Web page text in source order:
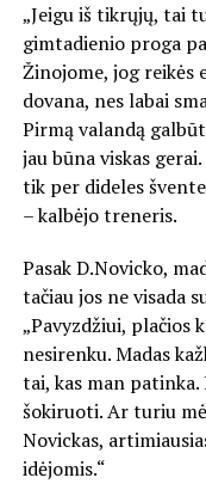
„Jeigu iš tikrųjų, tai
gimtadienio proga
Žinojome, jog reikės
dovana, nes labai
Pirmą valandą
jau būna viskas
tik per dideles
– kalbėjo treneris.
Pasak D.Novicko,
tačiau jos ne visada
„Pavyzdžiui, plačios
nesirenku. Madas
tai, kas man
šokiruoti. Ar turiu
Novickas,
idėjomis.“